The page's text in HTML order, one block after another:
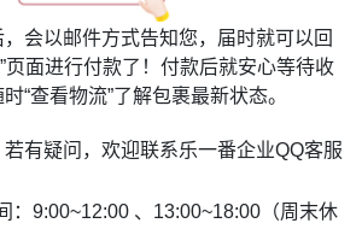
会以邮件方式告知您，届时就可以回
”页面进行付款了！付款后就安心等待收
“查看物流”了解包裹最新状态。
有疑问，欢迎联系乐一番企业QQ客服
：9:00~12:00 、13:00~18:00（周末休